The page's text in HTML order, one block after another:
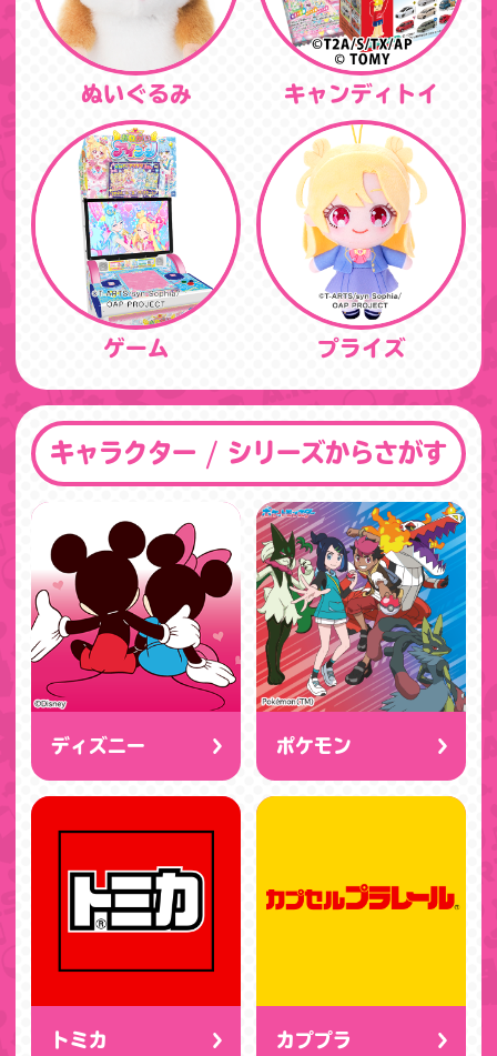
ぬいぐるみ キャンディトイ
ゲーム プライズ
キャラクター / シリーズからさがす
ディズニー ポケモン
トミカ カププラ